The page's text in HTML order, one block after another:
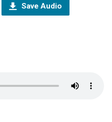
Save Audio